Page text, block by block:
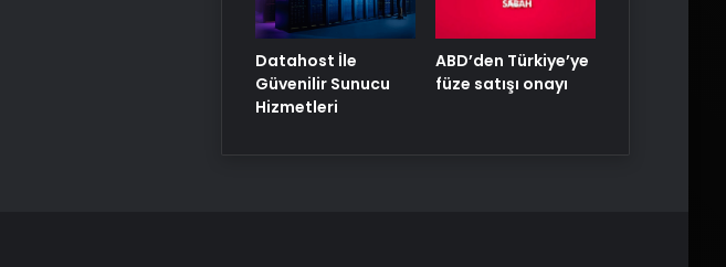
Datahost İle
Güvenilir Sunucu
Hizmetleri
ABD’den Türkiye’ye
füze satışı onayı